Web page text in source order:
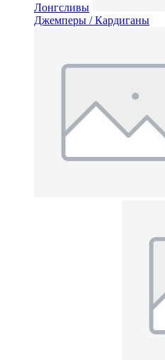
Лонгсливы
Джемперы / Кардиганы